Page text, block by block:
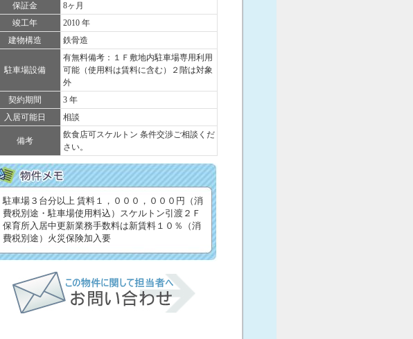
保証金
8ヶ月
竣工年
2010 年
建物構造
鉄骨造
駐車場設備
有無料備考：１Ｆ敷地内駐車場専用利用
可能（使用料は賃料に含む）２階は対象
外
契約期間
3 年
入居可能日
相談
備考
飲食店可スケルトン 条件交渉ご相談くだ
さい。
駐車場３台分以上 賃料１，０００，０００円（消
費税別途・駐車場使用料込）スケルトン引渡２Ｆ
保育所入居中更新業務手数料は新賃料１０％（消
費税別途）火災保険加入要